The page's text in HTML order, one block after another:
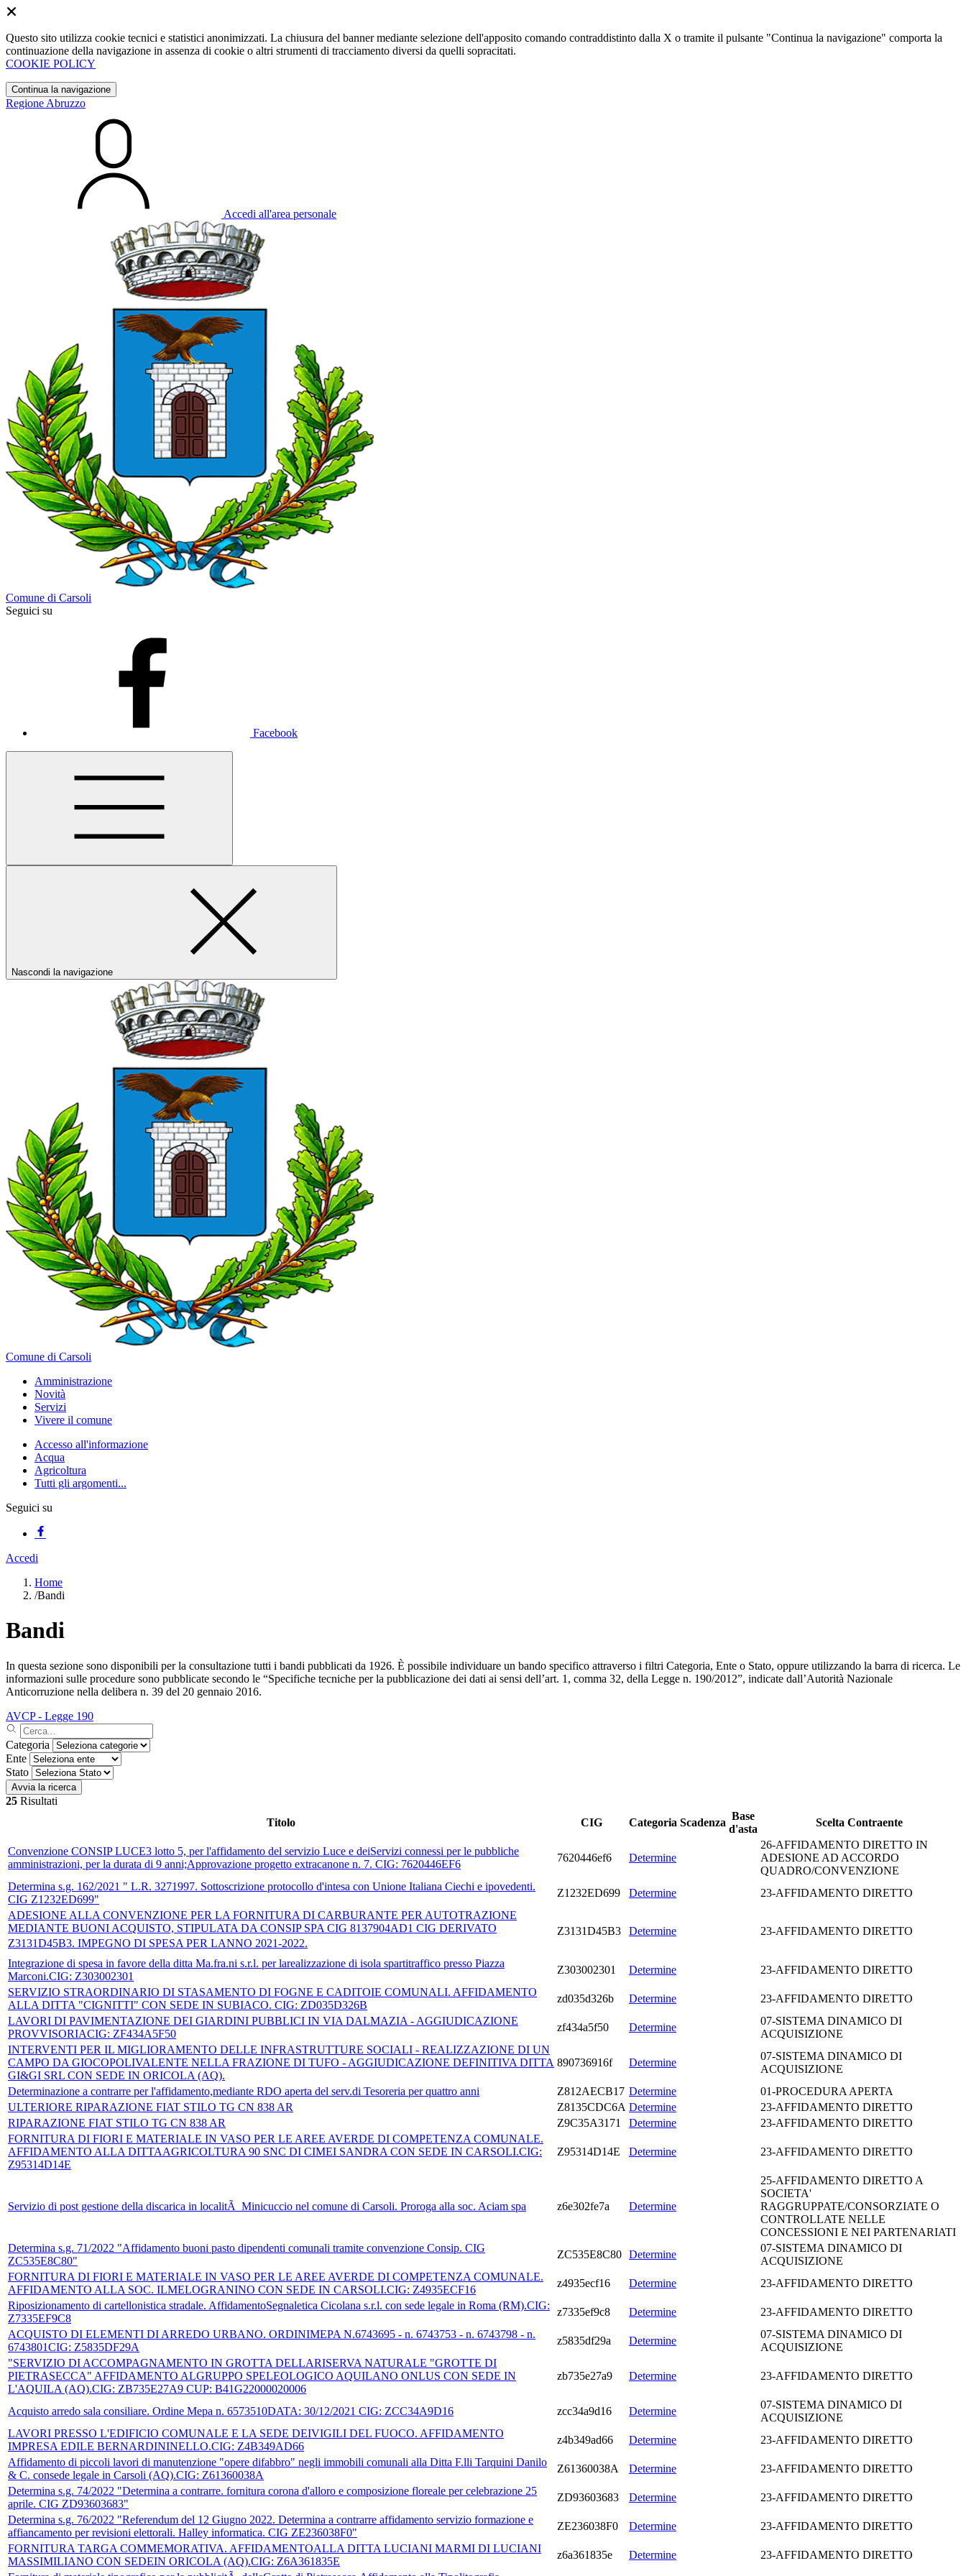
Questo sito utilizza cookie tecnici e statistici anonimizzati. La chiusura del banner mediante selezione dell'apposito comando contraddistinto dalla X o tramite il pulsante "Continua la navigazione" comporta la
continuazione della navigazione in assenza di cookie o altri strumenti di tracciamento diversi da quelli sopracitati.
COOKIE POLICY
Continua la navigazione
Regione Abruzzo
Accedi all'area personale
Comune di Carsoli
Seguici su
Facebook
Nascondi la navigazione
Comune di Carsoli
Amministrazione
Novità
Servizi
Vivere il comune
Accesso all'informazione
Acqua
Agricoltura
Tutti gli argomenti...
Seguici su
Accedi
Home
/Bandi
Bandi
In questa sezione sono disponibili per la consultazione tutti i bandi pubblicati da 1926. È possibile individuare un bando specifico attraverso i filtri Categoria, Ente o Stato, oppure utilizzando la barra di ricerca. Le
informazioni sulle procedure sono pubblicate secondo le “Specifiche tecniche per la pubblicazione dei dati ai sensi dell’art. 1, comma 32, della Legge n. 190/2012”, indicate dall’Autorità Nazionale
Anticorruzione nella delibera n. 39 del 20 gennaio 2016.
AVCP - Legge 190
Categoria
Ente
Stato
Avvia la ricerca
25 Risultati
Titolo
CIG Categoria Scadenza
Base
d'asta
Scelta Contraente
Convenzione CONSIP LUCE3 lotto 5, per l'affidamento del servizio Luce e deiServizi connessi per le pubbliche
amministrazioni, per la durata di 9 anni;Approvazione progetto extracanone n. 7. CIG: 7620446EF6
7620446ef6 Determine
26-AFFIDAMENTO DIRETTO IN
ADESIONE AD ACCORDO
QUADRO/CONVENZIONE
Determina s.g. 162/2021 " L.R. 3271997. Sottoscrizione protocollo d'intesa con Unione Italiana Ciechi e ipovedenti.
CIG Z1232ED699"
Z1232ED699 Determine
23-AFFIDAMENTO DIRETTO
ADESIONE ALLA CONVENZIONE PER LA FORNITURA DI CARBURANTE PER AUTOTRAZIONE
MEDIANTE BUONI ACQUISTO, STIPULATA DA CONSIP SPA CIG 8137904AD1 CIG DERIVATO
Z3131D45B3. IMPEGNO DI SPESA PER LANNO 2021-2022.
Z3131D45B3 Determine 23-AFFIDAMENTO DIRETTO
Integrazione di spesa in favore della ditta Ma.fra.ni s.r.l. per larealizzazione di isola spartitraffico presso Piazza
Marconi.CIG: Z303002301
Z303002301 Determine
23-AFFIDAMENTO DIRETTO
SERVIZIO STRAORDINARIO DI STASAMENTO DI FOGNE E CADITOIE COMUNALI. AFFIDAMENTO
ALLA DITTA "CIGNITTI" CON SEDE IN SUBIACO. CIG: ZD035D326B
zd035d326b Determine
23-AFFIDAMENTO DIRETTO
LAVORI DI PAVIMENTAZIONE DEI GIARDINI PUBBLICI IN VIA DALMAZIA - AGGIUDICAZIONE
PROVVISORIACIG: ZF434A5F50
zf434a5f50 Determine
07-SISTEMA DINAMICO DI
ACQUISIZIONE
INTERVENTI PER IL MIGLIORAMENTO DELLE INFRASTRUTTURE SOCIALI - REALIZZAZIONE DI UN
CAMPO DA GIOCOPOLIVALENTE NELLA FRAZIONE DI TUFO - AGGIUDICAZIONE DEFINITIVA DITTA
GI&GI SRL CON SEDE IN ORICOLA (AQ).
890736916f Determine
07-SISTEMA DINAMICO DI
ACQUISIZIONE
Determinazione a contrarre per l'affidamento,mediante RDO aperta del serv.di Tesoreria per quattro anni
Z812AECB17 Determine
01-PROCEDURA APERTA
ULTERIORE RIPARAZIONE FIAT STILO TG CN 838 AR
Z8135CDC6A Determine
23-AFFIDAMENTO DIRETTO
RIPARAZIONE FIAT STILO TG CN 838 AR
Z9C35A3171 Determine
23-AFFIDAMENTO DIRETTO
FORNITURA DI FIORI E MATERIALE IN VASO PER LE AREE AVERDE DI COMPETENZA COMUNALE.
AFFIDAMENTO ALLA DITTAAGRICOLTURA 90 SNC DI CIMEI SANDRA CON SEDE IN CARSOLI.CIG:
Z95314D14E
Z95314D14E Determine 23-AFFIDAMENTO DIRETTO
Servizio di post gestione della discarica in localitÃ Minicuccio nel comune di Carsoli. Proroga alla soc. Aciam spa z6e302fe7a Determine
25-AFFIDAMENTO DIRETTO A
SOCIETA'
RAGGRUPPATE/CONSORZIATE O
CONTROLLATE NELLE
CONCESSIONI E NEI PARTENARIATI
Determina s.g. 71/2022 "Affidamento buoni pasto dipendenti comunali tramite convenzione Consip. CIG
ZC535E8C80"
ZC535E8C80 Determine
07-SISTEMA DINAMICO DI
ACQUISIZIONE
FORNITURA DI FIORI E MATERIALE IN VASO PER LE AREE AVERDE DI COMPETENZA COMUNALE.
AFFIDAMENTO ALLA SOC. ILMELOGRANINO CON SEDE IN CARSOLI.CIG: Z4935ECF16
z4935ecf16 Determine
23-AFFIDAMENTO DIRETTO
Riposizionamento di cartellonistica stradale. AffidamentoSegnaletica Cicolana s.r.l. con sede legale in Roma (RM).CIG:
Z7335EF9C8
z7335ef9c8 Determine
23-AFFIDAMENTO DIRETTO
ACQUISTO DI ELEMENTI DI ARREDO URBANO. ORDINIMEPA N.6743695 - n. 6743753 - n. 6743798 - n.
6743801CIG: Z5835DF29A
z5835df29a Determine
07-SISTEMA DINAMICO DI
ACQUISIZIONE
"SERVIZIO DI ACCOMPAGNAMENTO IN GROTTA DELLARISERVA NATURALE "GROTTE DI
PIETRASECCA" AFFIDAMENTO ALGRUPPO SPELEOLOGICO AQUILANO ONLUS CON SEDE IN
L'AQUILA (AQ).CIG: ZB735E27A9 CUP: B41G22000020006
zb735e27a9 Determine 23-AFFIDAMENTO DIRETTO
Acquisto arredo sala consiliare. Ordine Mepa n. 6573510DATA: 30/12/2021 CIG: ZCC34A9D16 zcc34a9d16 Determine
07-SISTEMA DINAMICO DI
ACQUISIZIONE
LAVORI PRESSO L'EDIFICIO COMUNALE E LA SEDE DEIVIGILI DEL FUOCO. AFFIDAMENTO
IMPRESA EDILE BERNARDININELLO.CIG: Z4B349AD66
z4b349ad66 Determine
23-AFFIDAMENTO DIRETTO
Affidamento di piccoli lavori di manutenzione "opere difabbro" negli immobili comunali alla Ditta F.lli Tarquini Danilo
& C. consede legale in Carsoli (AQ).CIG: Z61360038A
Z61360038A Determine
23-AFFIDAMENTO DIRETTO
Determina s.g. 74/2022 "Determina a contrarre. fornitura corona d'alloro e composizione floreale per celebrazione 25
aprile. CIG ZD93603683"
ZD93603683 Determine
23-AFFIDAMENTO DIRETTO
Determina s.g. 76/2022 "Referendum del 12 Giugno 2022. Determina a contrarre affidamento servizio formazione e
affiancamento per revisioni elettorali. Halley informatica. CIG ZE236038F0"
ZE236038F0 Determine
23-AFFIDAMENTO DIRETTO
FORNITURA TARGA COMMEMORATIVA. AFFIDAMENTOALLA DITTA LUCIANI MARMI DI LUCIANI
MASSIMILIANO CON SEDEIN ORICOLA (AQ).CIG: Z6A361835E
z6a361835e Determine
23-AFFIDAMENTO DIRETTO